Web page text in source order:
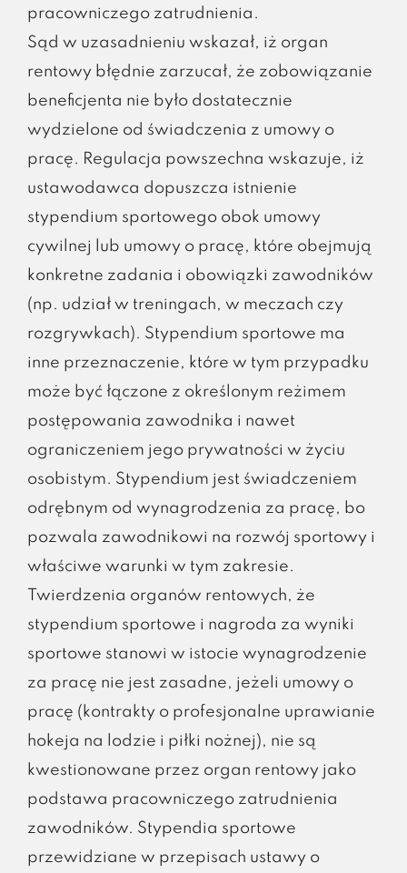
pracowniczego zatrudnienia.
Sąd w uzasadnieniu wskazał, iż organ
rentowy błędnie zarzucał, że zobowiązanie
beneficjenta nie było dostatecznie
wydzielone od świadczenia z umowy o
pracę. Regulacja powszechna wskazuje, iż
ustawodawca dopuszcza istnienie
stypendium sportowego obok umowy
cywilnej lub umowy o pracę, które obejmują
konkretne zadania i obowiązki zawodników
(np. udział w treningach, w meczach czy
rozgrywkach). Stypendium sportowe ma
inne przeznaczenie, które w tym przypadku
może być łączone z określonym reżimem
postępowania zawodnika i nawet
ograniczeniem jego prywatności w życiu
osobistym. Stypendium jest świadczeniem
odrębnym od wynagrodzenia za pracę, bo
pozwala zawodnikowi na rozwój sportowy i
właściwe warunki w tym zakresie.
Twierdzenia organów rentowych, że
stypendium sportowe i nagroda za wyniki
sportowe stanowi w istocie wynagrodzenie
za pracę nie jest zasadne, jeżeli umowy o
pracę (kontrakty o profesjonalne uprawianie
hokeja na lodzie i piłki nożnej), nie są
kwestionowane przez organ rentowy jako
podstawa pracowniczego zatrudnienia
zawodników. Stypendia sportowe
przewidziane w przepisach ustawy o